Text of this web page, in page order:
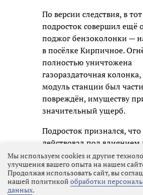
По версии следствия, в
подросток совершил ещё
поджог бензоколонки —
в посёлке Кирпичное.
полностью уничтожена
газораздаточная
модуль станции был
повреждён, имуществу
значительный ущерб.
Подросток признался, что
действовал под влиянием
из мессенджера. Схема
давно отработанной для
преступлений последнего
Мы используем cookies и другие
улучшения вашего опыта на нашем
Продолжая использовать сайт, вы
нашей политикой обработки
данных.